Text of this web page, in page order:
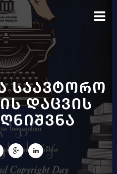
საავტორო
დაცვის